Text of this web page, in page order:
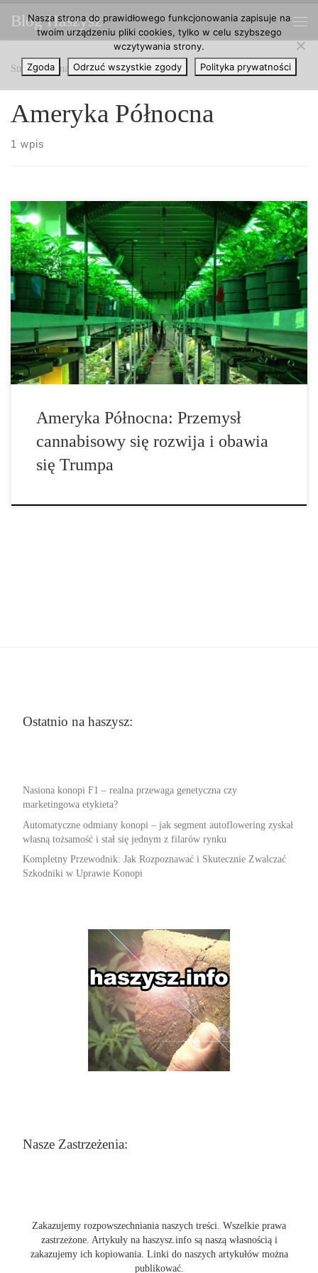
Przejdź do treści
Blog Haszysz
Strona główna »Ameryka Północna
Ameryka Północna
1 wpis
Legalna marihuana w wielu stanach Ameryki przyniosła
miliardowy biznes. Sam handel cannabisem gwałtownie rośnie,
jednak może on zostać przytłamszony przez nowego Prezydenta
Stanów Zjednoczonych, Donalda Trumpa. Po tym, jak coraz
więcej stanów w Ameryce zalegalizowało marihuanę, dosyć szybko
rozwija się i rośnie handel tym towarem w Ameryce Północnej. W
zeszłym […]
Ameryka Północna: Przemysł
cannabisowy się rozwija i obawia
się Trumpa
Ostatnio na haszysz:
Nasiona konopi F1 – realna przewaga genetyczna czy
marketingowa etykieta?
Automatyczne odmiany konopi – jak segment autoflowering zyskał
własną tożsamość i stał się jednym z filarów rynku
Kompletny Przewodnik: Jak Rozpoznawać i Skutecznie Zwalczać
Szkodniki w Uprawie Konopi
Nasze Zastrzeżenia:
Zakazujemy rozpowszechniania naszych treści. Wszelkie prawa
zastrzeżone. Artykuły na haszysz.info są naszą własnością i
zakazujemy ich kopiowania. Linki do naszych artykułów można
publikować.
Nasza strona do prawidłowego funkcjonowania zapisuje na
twoim urządzeniu pliki cookies, tylko w celu szybszego
wczytywania strony.
Zgoda
Odrzuć wszystkie zgody Polityka prywatności